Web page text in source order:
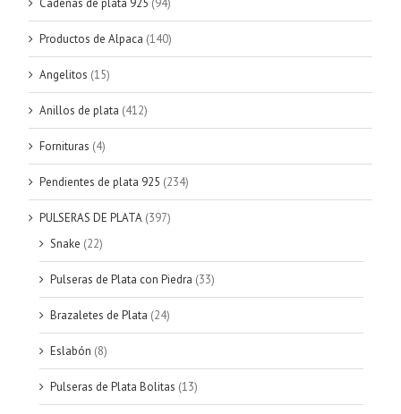
Cadenas de plata 925 (94)
Productos de Alpaca (140)
Angelitos (15)
Anillos de plata (412)
Fornituras (4)
Pendientes de plata 925 (234)
PULSERAS DE PLATA (397)
Snake (22)
Pulseras de Plata con Piedra (33)
Brazaletes de Plata (24)
Eslabón (8)
Pulseras de Plata Bolitas (13)